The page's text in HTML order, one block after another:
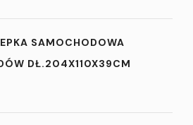
SAMOCHODOWA
DŁ.204X110X39CM